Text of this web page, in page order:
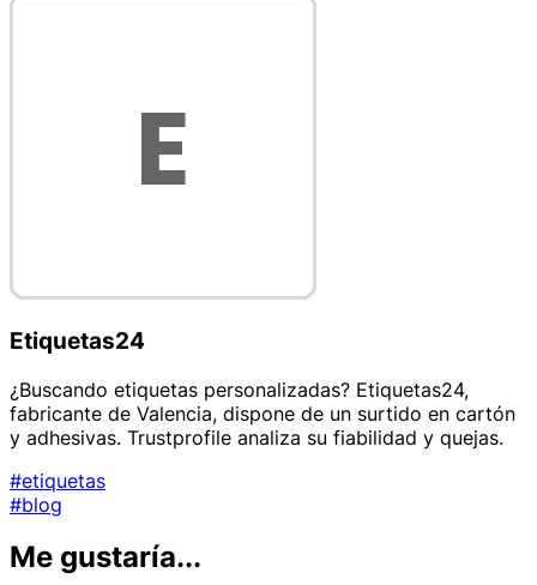
Etiquetas24
¿Buscando etiquetas personalizadas? Etiquetas24,
fabricante de Valencia, dispone de un surtido en cartón
y adhesivas. Trustprofile analiza su fiabilidad y quejas.
#etiquetas
#blog
Me gustaría...